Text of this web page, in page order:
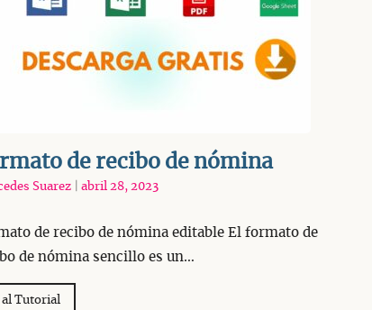
de recibo de nómina
Suarez abril 28, 2023
de recibo de nómina editable El formato de
de nómina sencillo es un…
Tutorial